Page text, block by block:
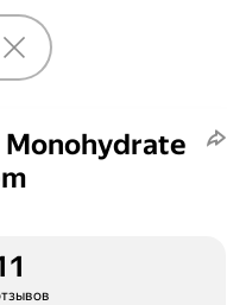
Monohydrate